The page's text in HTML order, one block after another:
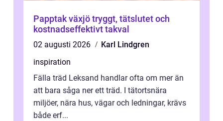
Papptak växjö tryggt, tätslutet och
kostnadseffektivt takval
02 augusti 2026
Karl Lindgren
inspiration
Fälla träd Leksand handlar ofta om mer än
att bara såga ner ett träd. I tätortsnära
miljöer, nära hus, vägar och ledningar, krävs
både erf...